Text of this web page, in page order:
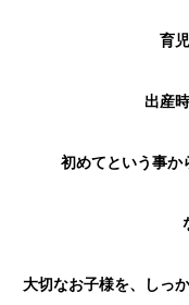
育
出産
初めてという事か
大切なお子様を、しっ